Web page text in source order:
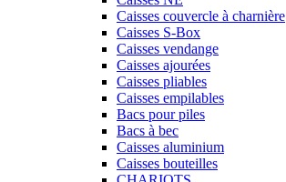
Caisses couvercle à charnière
Caisses S-Box
Caisses vendange
Caisses ajourées
Caisses pliables
Caisses empilables
Bacs pour piles
Bacs à bec
Caisses aluminium
Caisses bouteilles